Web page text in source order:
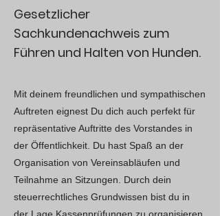
Gesetzlicher
Sachkundenachweis zum
Führen und Halten von Hunden.
Mit deinem freundlichen und sympathischen
Auftreten eignest Du dich auch perfekt für
repräsentative Auftritte des Vorstandes in
der Öffentlichkeit. Du hast Spaß an der
Organisation von Vereinsabläufen und
Teilnahme an Sitzungen. Durch dein
steuerrechtliches Grundwissen bist du in